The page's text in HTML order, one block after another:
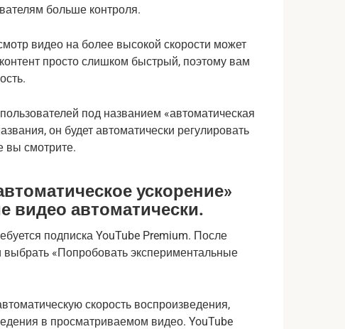
больше контроля.
видео на более высокой скорости может
просто слишком быстрый, поэтому вам
под названием «автоматическая
он будет автоматически регулировать
вы смотрите.
ускорение»
видео автоматически.
подписка YouTube Premium. После
«Попробовать экспериментальные
скорость воспроизведения,
в просматриваемом видео. YouTube